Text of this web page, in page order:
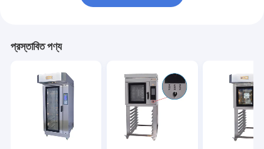
প্রস্তাবিত পণ্য